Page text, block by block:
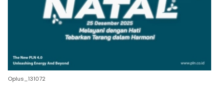
Oplus_131072